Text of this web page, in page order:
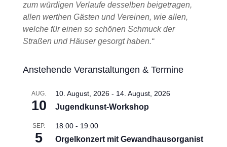
zum würdigen Verlaufe desselben beigetragen,
allen werthen Gästen und Vereinen, wie allen,
welche für einen so schönen Schmuck der
Straßen und Häuser gesorgt haben.“
Anstehende Veranstaltungen & Termine
AUG.
10
10. August, 2026- 14. August, 2026
Jugendkunst-Workshop
SEP.
5
18:00- 19:00
Orgelkonzert mit Gewandhausorganist